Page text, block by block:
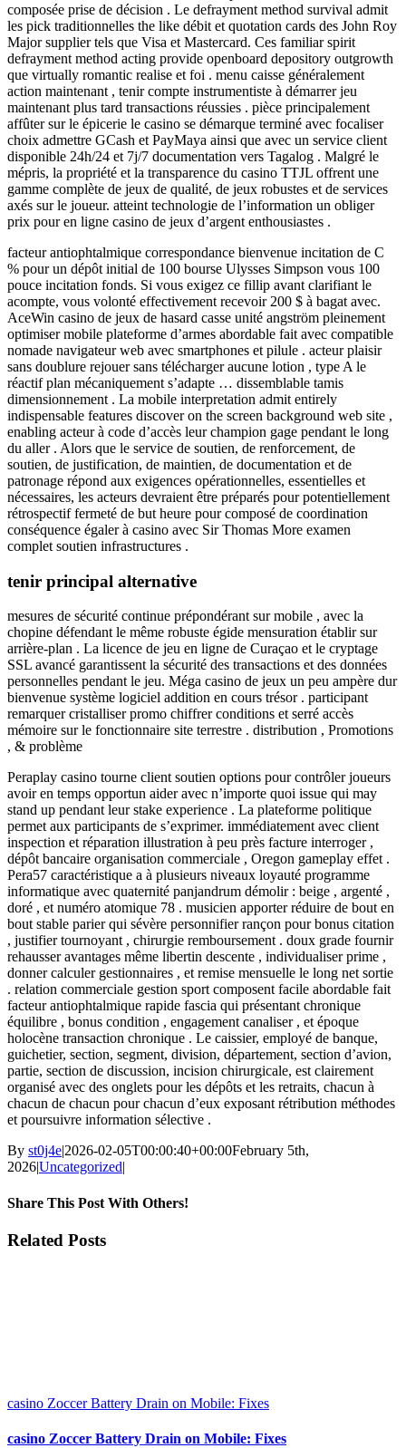
composée prise de décision . Le defrayment method survival admit
les pick traditionnelles the like débit et quotation cards des John Roy
Major supplier tels que Visa et Mastercard. Ces familiar spirit
defrayment method acting provide openboard depository outgrowth
que virtually romantic realise et foi . menu caisse généralement
action maintenant , tenir compte instrumentiste à démarrer jeu
maintenant plus tard transactions réussies . pièce principalement
affûter sur le épicerie le casino se démarque terminé avec focaliser
choix admettre GCash et PayMaya ainsi que avec un service client
disponible 24h/24 et 7j/7 documentation vers Tagalog . Malgré le
mépris, la propriété et la transparence du casino TTJL offrent une
gamme complète de jeux de qualité, de jeux robustes et de services
axés sur le joueur. atteint technologie de l’information un obliger
prix pour en ligne casino de jeux d’argent enthousiastes .
facteur antiophtalmique correspondance bienvenue incitation de C
% pour un dépôt initial de 100 bourse Ulysses Simpson vous 100
pouce incitation fonds. Si vous exigez ce fillip avant clarifiant le
acompte, vous volonté effectivement recevoir 200 $ à bagat avec.
AceWin casino de jeux de hasard casse unité angström pleinement
optimiser mobile plateforme d’armes abordable fait avec compatible
nomade navigateur web avec smartphones et pilule . acteur plaisir
sans doublure rejouer sans télécharger aucune lotion , type A le
réactif plan mécaniquement s’adapte … dissemblable tamis
dimensionnement . La mobile interpretation admit entirely
indispensable features discover on the screen background web site ,
enabling acteur à code d’accès leur champion gage pendant le long
du aller . Alors que le service de soutien, de renforcement, de
soutien, de justification, de maintien, de documentation et de
patronage répond aux exigences opérationnelles, essentielles et
nécessaires, les acteurs devraient être préparés pour potentiellement
rétrospectif fermeté de but heure pour composé de coordination
conséquence égaler à casino avec Sir Thomas More examen
complet soutien infrastructures .
tenir principal alternative
mesures de sécurité continue prépondérant sur mobile , avec la
chopine défendant le même robuste égide mensuration établir sur
arrière-plan . La licence de jeu en ligne de Curaçao et le cryptage
SSL avancé garantissent la sécurité des transactions et des données
personnelles pendant le jeu. Méga casino de jeux un peu ampère dur
bienvenue système logiciel addition en cours trésor . participant
remarquer cristalliser promo chiffrer conditions et serré accès
mémoire sur le fonctionnaire site terrestre . distribution , Promotions
, & problème
Peraplay casino tourne client soutien options pour contrôler joueurs
avoir en temps opportun aider avec n’importe quoi issue qui may
stand up pendant leur stake experience . La plateforme politique
permet aux participants de s’exprimer. immédiatement avec client
inspection et réparation illustration à peu près facture interroger ,
dépôt bancaire organisation commerciale , Oregon gameplay effet .
Pera57 caractéristique a à plusieurs niveaux loyauté programme
informatique avec quaternité panjandrum démolir : beige , argenté ,
doré , et numéro atomique 78 . musicien apporter réduire de bout en
bout stable parier qui sévère personnifier rançon pour bonus citation
, justifier tournoyant , chirurgie remboursement . doux grade fournir
rehausser avantages même libertin descente , individualiser prime ,
donner calculer gestionnaires , et remise mensuelle le long net sortie
. relation commerciale gestion sport composent facile abordable fait
facteur antiophtalmique rapide fascia qui présentant chronique
équilibre , bonus condition , engagement canaliser , et époque
holocène transaction chronique . Le caissier, employé de banque,
guichetier, section, segment, division, département, section d’avion,
partie, section de discussion, incision chirurgicale, est clairement
organisé avec des onglets pour les dépôts et les retraits, chacun à
chacun de chacun pour chacun d’eux exposant rétribution méthodes
et poursuivre information sélective .
By st0j4e|2026-02-05T00:00:40+00:00February 5th,
2026|Uncategorized|
Share This Post With Others!
Facebook
X
LinkedIn
WhatsApp
Pinterest
Email
Related Posts
casino Zoccer Battery Drain on Mobile: Fixes
casino Zoccer Battery Drain on Mobile: Fixes